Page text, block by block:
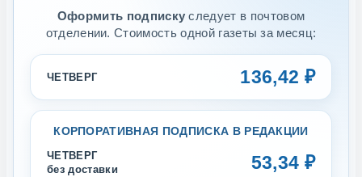
Оформить подписку следует в почтовом
отделении. Стоимость одной газеты за месяц:
ЧЕТВЕРГ 136,42 ₽
КОРПОРАТИВНАЯ ПОДПИСКА В РЕДАКЦИИ
ЧЕТВЕРГ
без доставки
53,34 ₽